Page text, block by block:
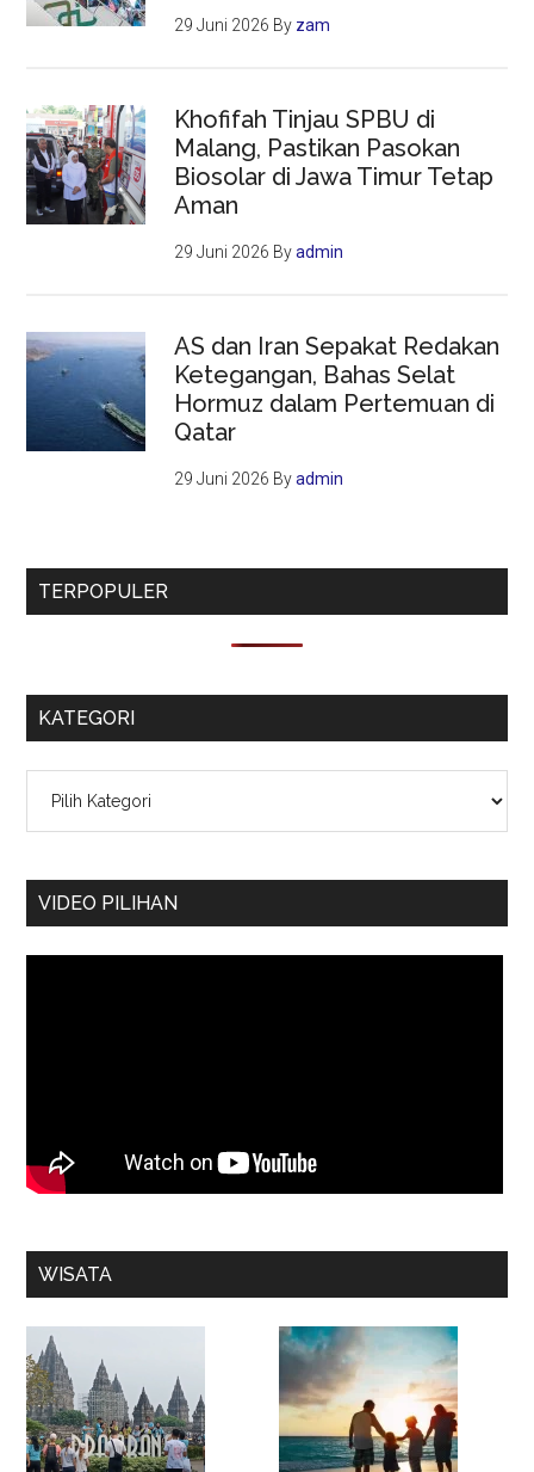
29 Juni 2026 By zam
Khofifah Tinjau SPBU di
Malang, Pastikan Pasokan
Biosolar di Jawa Timur Tetap
Aman
29 Juni 2026 Byadmin
AS dan Iran Sepakat Redakan
Ketegangan, Bahas Selat
Hormuz dalam Pertemuan di
Qatar
29 Juni 2026 Byadmin
TERPOPULER
KATEGORI
VIDEO PILIHAN
WISATA